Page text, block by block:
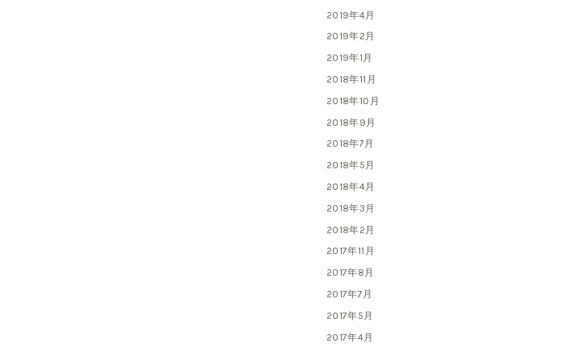
2019年4月
2019年2月
2019年1月
2018年11月
2018年10月
2018年9月
2018年7月
2018年5月
2018年4月
2018年3月
2018年2月
2017年11月
2017年8月
2017年7月
2017年5月
2017年4月